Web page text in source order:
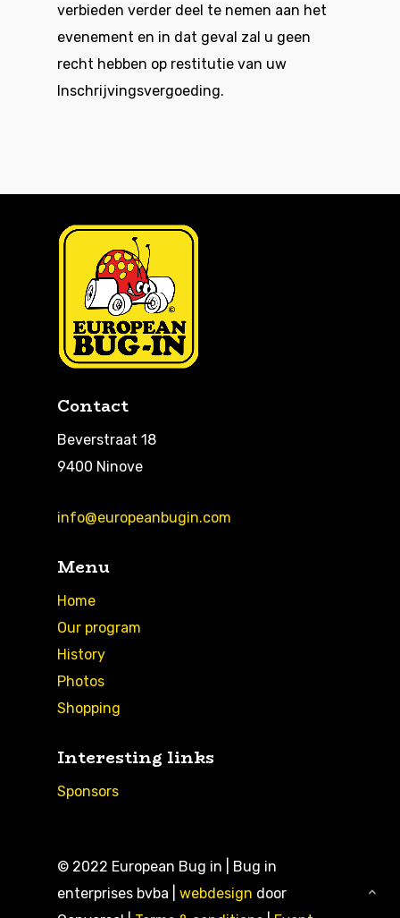
verbieden verder deel te nemen aan het
evenement en in dat geval zal u geen
recht hebben op restitutie van uw
Inschrijvingsvergoeding.
Contact
Beverstraat 18
9400 Ninove
info@europeanbugin.com
Menu
Home
Our program
History
Photos
Shopping
Interesting links
Sponsors
© 2022 European Bug in | Bug in
enterprises bvba |webdesign door